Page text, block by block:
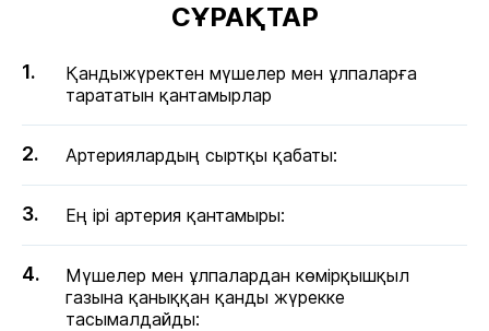
СҰРАҚТАР
Қандыжүректен мүшелер мен ұлпаларға
тарататын қантамырлар
Артериялардың сыртқы қабаты:
Ең ірі артерия қантамыры:
Мүшелер мен ұлпалардан көмірқышқыл
газына қаныққан қанды жүрекке
тасымалдайды: